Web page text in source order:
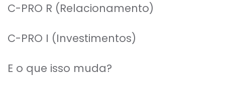
C-PRO R (Relacionamento)
C-PRO I (Investimentos)
E o que isso muda?